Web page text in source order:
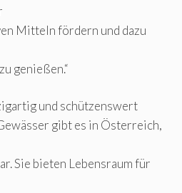
Mitteln fördern und dazu
genießen.“
und schützenswert
gibt es in Österreich,
Sie bieten Lebensraum für